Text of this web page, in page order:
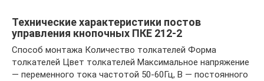
Технические характеристики постов
управления кнопочных ПКЕ 212-2
Способ монтажа Количество толкателей Форма
толкателей Цвет толкателей Максимальное напряжение
— переменного тока частотой 50-60Гц, В — постоянного